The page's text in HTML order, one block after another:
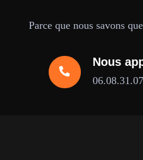
Parce que nous savons
Nous